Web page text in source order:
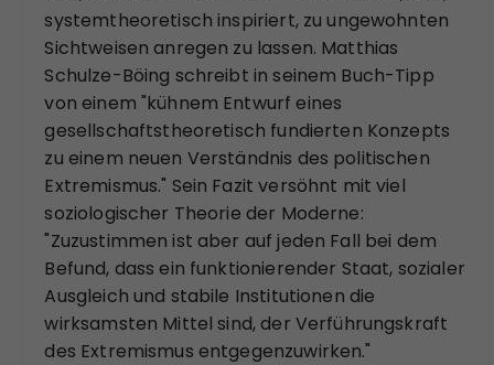
systemtheoretisch inspiriert, zu ungewohnten
Sichtweisen anregen zu lassen. Matthias
Schulze-Böing schreibt in seinem Buch-Tipp
von einem "kühnem Entwurf eines
gesellschaftstheoretisch fundierten Konzepts
zu einem neuen Verständnis des politischen
Extremismus." Sein Fazit versöhnt mit viel
soziologischer Theorie der Moderne:
"Zuzustimmen ist aber auf jeden Fall bei dem
Befund, dass ein funktionierender Staat, sozialer
Ausgleich und stabile Institutionen die
wirksamsten Mittel sind, der Verführungskraft
des Extremismus entgegenzuwirken."